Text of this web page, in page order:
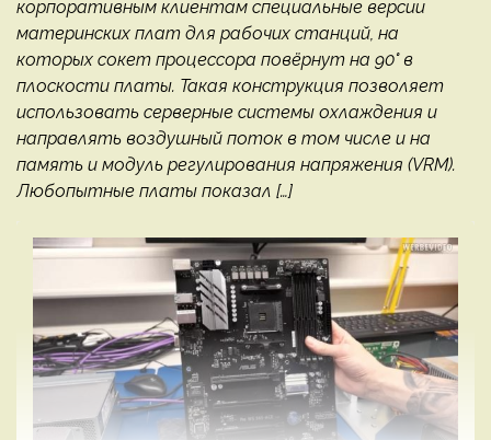
корпоративным клиентам специальные версии
материнских плат для рабочих станций, на
которых сокет процессора повёрнут на 90° в
плоскости платы. Такая конструкция позволяет
использовать серверные системы охлаждения и
направлять воздушный поток в том числе и на
память и модуль регулирования напряжения (VRM).
Любопытные платы показал […]